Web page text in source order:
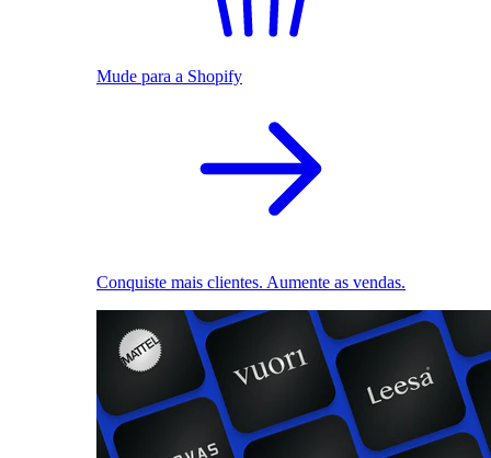
Mude para a Shopify
Conquiste mais clientes. Aumente as vendas.